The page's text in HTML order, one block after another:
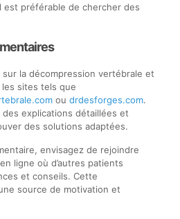
est préférable de chercher des
sur la décompression vertébrale et
sites tels que
ou drdesforges.com.
explications détaillées et
des solutions adaptées.
envisagez de rejoindre
ligne où d’autres patients
et conseils. Cette
source de motivation et